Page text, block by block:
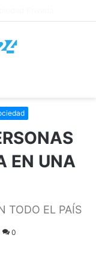
EN UNA
TODO EL PAÍS
0